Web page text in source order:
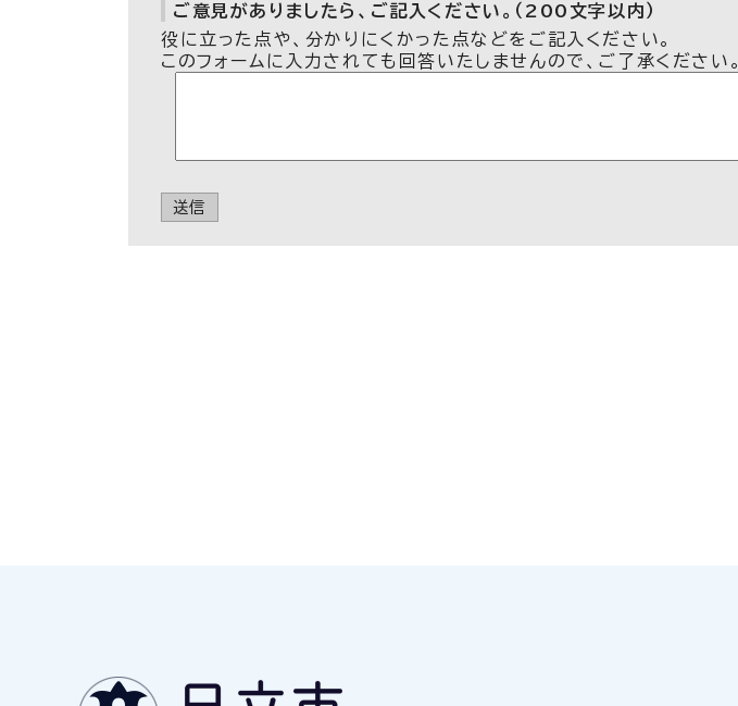
ご意見がありましたら、ご記入ください。（200文字以内）
役に立った点や、分かりにくかった点などをご記入ください。
このフォームに入力されても回答いたしませんので、ご了承ください。
送信